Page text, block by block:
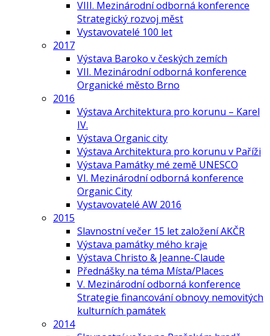
VIII. Mezinárodní odborná konference
Strategický rozvoj měst
Vystavovatelé 100 let
2017
Výstava Baroko v českých zemích
VII. Mezinárodní odborná konference
Organické město Brno
2016
Výstava Architektura pro korunu – Karel
IV.
Výstava Organic city
Výstava Architektura pro korunu v Paříži
Výstava Památky mé země UNESCO
VI. Mezinárodní odborná konference
Organic City
Vystavovatelé AW 2016
2015
Slavnostní večer 15 let založení AKČR
Výstava památky mého kraje
Výstava Christo & Jeanne-Claude
Přednášky na téma Místa/Places
V. Mezinárodní odborná konference
Strategie financování obnovy nemovitých
kulturních památek
2014